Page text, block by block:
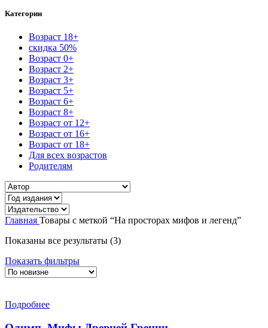
Категории
Возраст 18+
скидка 50%
Возраст 0+
Возраст 2+
Возраст 3+
Возраст 5+
Возраст 6+
Возраст 8+
Возраст от 12+
Возраст от 16+
Возраст от 18+
Для всех возрастов
Родителям
Главная Товары с меткой “На просторах мифов и легенд”
Показаны все результаты (3)
Показать фильтры
Подробнее